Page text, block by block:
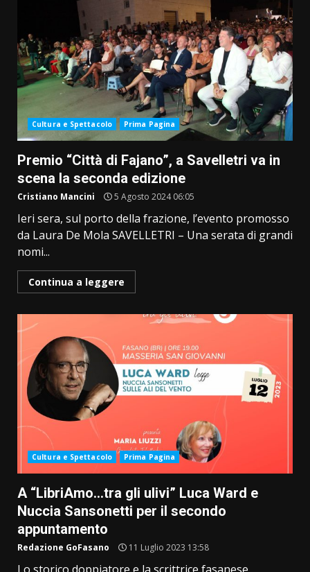
Cultura e Spettacolo Prima Pagina
Premio “Città di Fajano”, a Savelletri va in
scena la seconda edizione
Cristiano Mancini 5 Agosto 2024 06:05
Ieri sera, sul porto della frazione, l’evento promosso
da Laura De Mola SAVELLETRI – Una serata di grandi
nomi...
Continua a leggere
Cultura e Spettacolo Prima Pagina
A “LibriAmo…tra gli ulivi” Luca Ward e
Nuccia Sansonetti per il secondo
appuntamento
Redazione GoFasano 11 Luglio 2023 13:58